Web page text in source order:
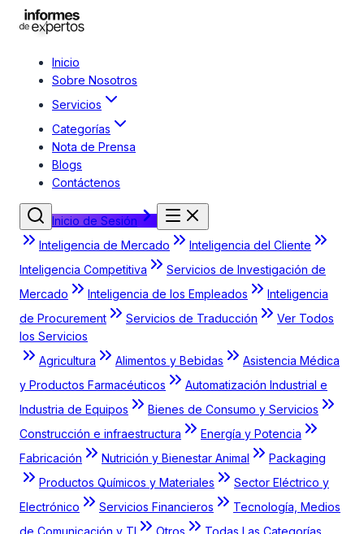
Inicio
Sobre Nosotros
Servicios
Categorías
Nota de Prensa
Blogs
Contáctenos
Inicio de Sesión
Inteligencia de Mercado
Inteligencia del Cliente
Inteligencia Competitiva
Servicios de Investigación de
Mercado
Inteligencia de los Empleados
Inteligencia
de Procurement
Servicios de Traducción
Ver Todos
los Servicios
Agricultura
Alimentos y Bebidas
Asistencia Médica
y Productos Farmacéuticos
Automatización Industrial e
Industria de Equipos
Bienes de Consumo y Servicios
Construcción e infraestructura
Energía y Potencia
Fabricación
Nutrición y Bienestar Animal
Packaging
Productos Químicos y Materiales
Sector Eléctrico y
Electrónico
Servicios Financieros
Tecnología, Medios
de Comunicación y TI
Otros Todas Las Categorías